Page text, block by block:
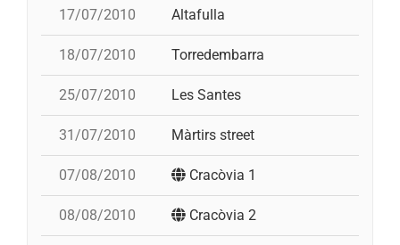
17/07/2010 Altafulla
18/07/2010 Torredembarra
25/07/2010 Les Santes
31/07/2010 Màrtirs street
07/08/2010 Cracòvia 1
08/08/2010 Cracòvia 2